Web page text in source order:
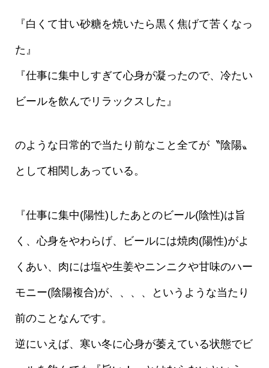
『白くて甘い砂糖を焼いたら黒く焦げて苦くなっ
た』
『仕事に集中しすぎて心身が凝ったので、冷たい
ビールを飲んでリラックスした』
のような日常的で当たり前なこと全てが〝陰陽〟
として相関しあっている。
『仕事に集中(陽性)したあとのビール(陰性)は旨
く、心身をやわらげ、ビールには焼肉(陽性)がよ
くあい、肉には塩や生姜やニンニクや甘味のハー
モニー(陰陽複合)が、、、、というような当たり
前のことなんです。
逆にいえば、寒い冬に心身が萎えている状態でビ